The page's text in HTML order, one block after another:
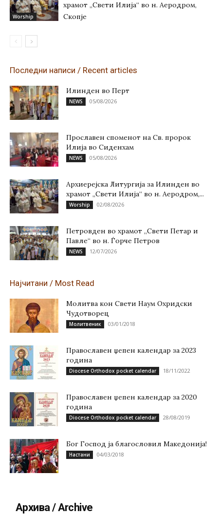
Worship
храмот „Свети Илија“ во н. Аеродром,
Скопје
Последни написи / Recent articles
Илинден во Перт
NEWS 05/08/2026
Прославен споменот на Св. пророк
Илија во Сиденхам
NEWS 05/08/2026
Архиерејска Литургија за Илинден во
храмот „Свети Илија“ во н. Аеродром,...
Worship 02/08/2026
Петровден во храмот „Свети Петар и
Павле“ во н. Ѓорче Петров
NEWS 12/07/2026
Најчитани / Most Read
Молитва кон Свети Наум Охридски
Чудотворец
Молитвеник 03/01/2018
Православен џепен календар за 2023
година
Diocese Orthodox pocket calendar 18/11/2022
Православен џепен календар за 2020
година
Diocese Orthodox pocket calendar 28/08/2019
Бог Господ ја благословил Македонија!
Настани 04/03/2018
Архива / Archive